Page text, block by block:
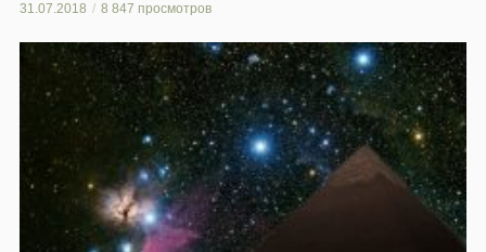
31.07.2018 8 847 просмотров